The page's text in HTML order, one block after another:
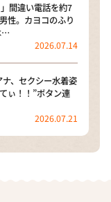
間違い電話を約7
性。カヨコのふり
…
2026.07.14
ナ、セクシー水着姿
ぃ！！”ボタン連
2026.07.21